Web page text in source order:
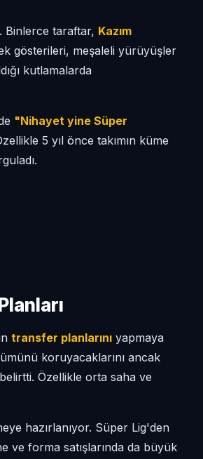
Binlerce taraftar, Kazım
gösterileri, meşaleli yürüyüşler
kutlamalarda
"Nihayet yine Süper
5 yıl önce takımın küme
transfer planlarını yapmaya
koruyacaklarını ancak
Özellikle orta saha ve
hazırlanıyor. Süper Lig'den
ve forma satışlarında da büyük